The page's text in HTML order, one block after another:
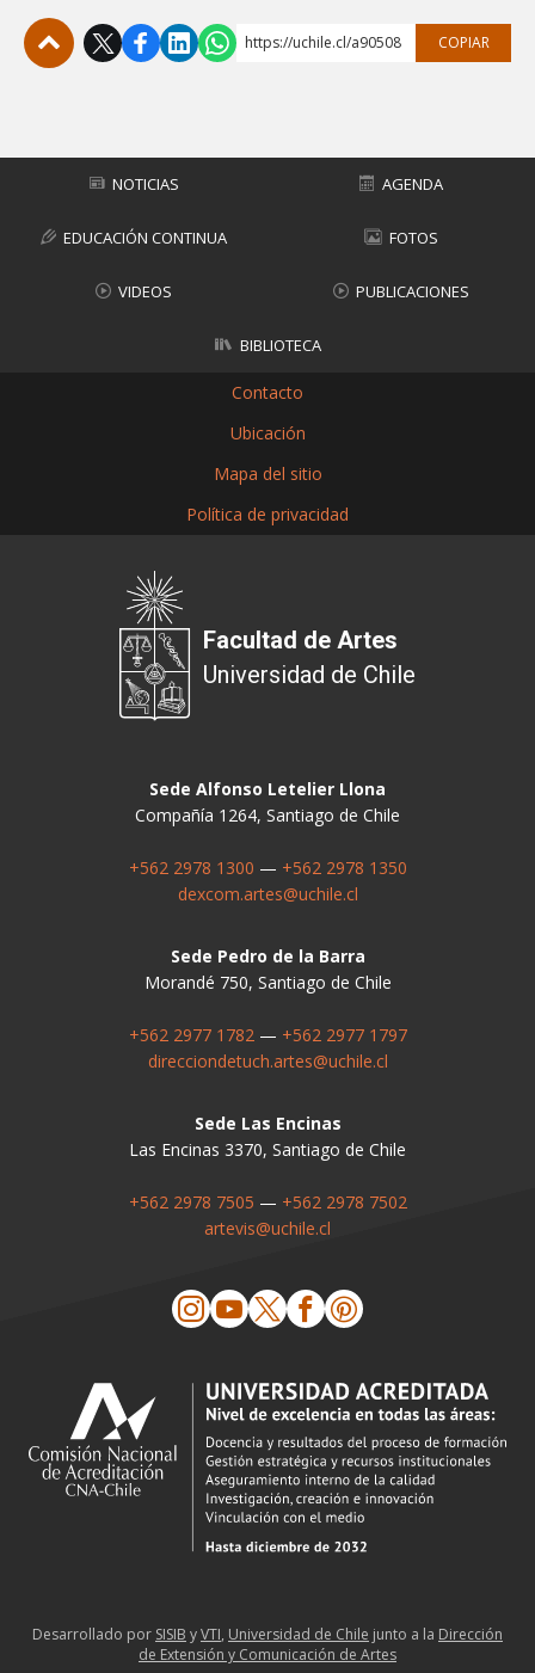
https://uchile.cl/a90508 COPIAR
NOTICIAS AGENDA
EDUCACIÓN CONTINUA FOTOS
VIDEOS PUBLICACIONES
BIBLIOTECA
Contacto
Ubicación
Mapa del sitio
Política de privacidad
Facultad de Artes
Universidad de Chile
Sede Alfonso Letelier Llona
Compañía 1264, Santiago de Chile
+562 2978 1300 — +562 2978 1350
dexcom.artes@uchile.cl
Sede Pedro de la Barra
Morandé 750, Santiago de Chile
+562 2977 1782— +562 2977 1797
direcciondetuch.artes@uchile.cl
Sede Las Encinas
Las Encinas 3370, Santiago de Chile
+562 2978 7505 — +562 2978 7502
artevis@uchile.cl
Desarrollado por SISIB yVTI, Universidad de Chile junto a la Dirección
de Extensión y Comunicación de Artes